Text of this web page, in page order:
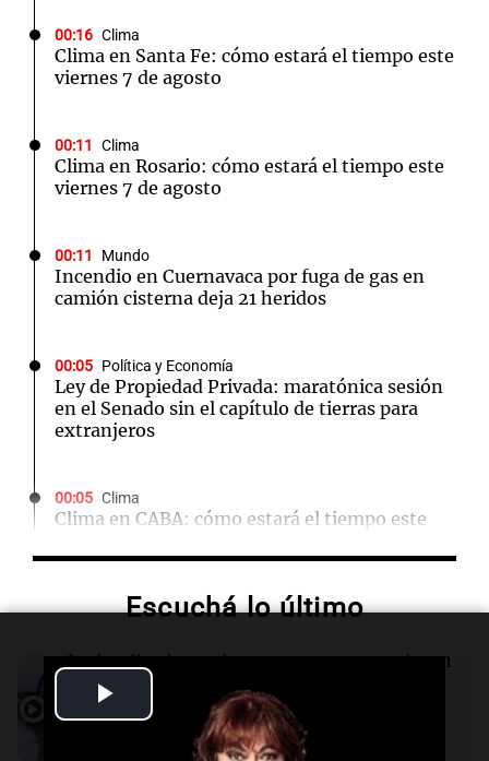
Video
00:16 Clima
Clima en Santa Fe: cómo estará el tiempo este
viernes 7 de agosto
00:11 Clima
Clima en Rosario: cómo estará el tiempo este
viernes 7 de agosto
00:11 Mundo
Incendio en Cuernavaca por fuga de gas en
camión cisterna deja 21 heridos
00:05 Política y Economía
Ley de Propiedad Privada: maratónica sesión
en el Senado sin el capítulo de tierras para
extranjeros
00:05 Clima
Clima en CABA: cómo estará el tiempo este
00:00 Clima
viernes 7 de agosto
23:50 Deportes
Manuel Tripano se consagró nuevamente
Escuchá lo último
Audio.Sin traje de neoprene, compite en
el Mundial de Natación en aguas gélidas
frente al Perito Moreno